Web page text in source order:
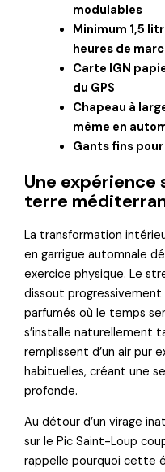
modulables
Minimum 1,5
heures de
Carte IGN
du GPS
Chapeau à
même en
Gants fins
Une expérience
terre
La transformation
en garrigue automnale
exercice physique. Le
dissout progressivement
parfumés où le temps
s’installe naturellement
remplissent d’un air pur
habituelles, créant une
profonde.
Au détour d’un virage
sur le Pic Saint-Loup
rappelle pourquoi cette